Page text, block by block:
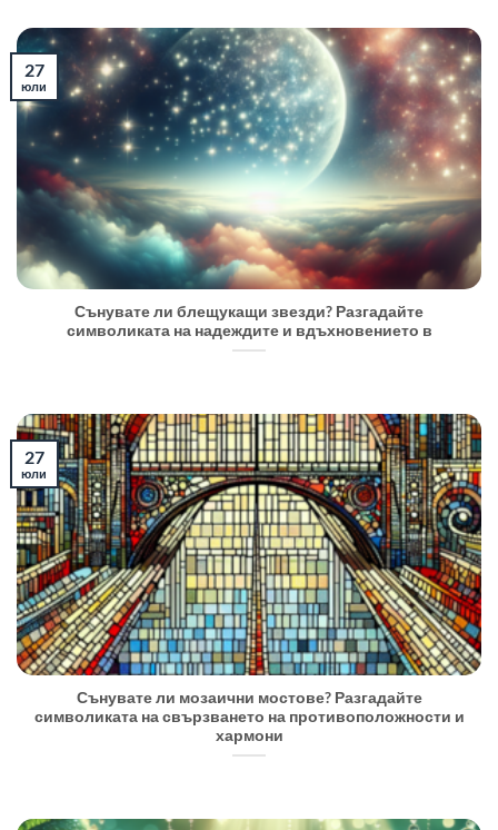
Сънувате ли блещукащи звезди? Разгадайте
символиката на надеждите и вдъхновението в
27
юли
Сънувате ли мозаични мостове? Разгадайте
символиката на свързването на противоположности и
хармони
27
юли